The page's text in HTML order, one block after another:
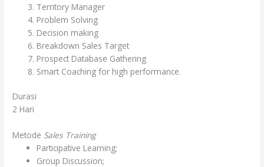
Territory Manager
Problem Solving
Decision making
Breakdown Sales Target
Prospect Database Gathering
Smart Coaching for high performance.
Durasi
2 Hari
Metode Sales Training
Participative Learning;
Group Discussion;